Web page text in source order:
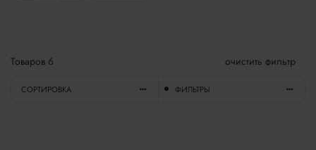
Товаров 6 очистить фильтр
СОРТИРОВКА ФИЛЬТРЫ